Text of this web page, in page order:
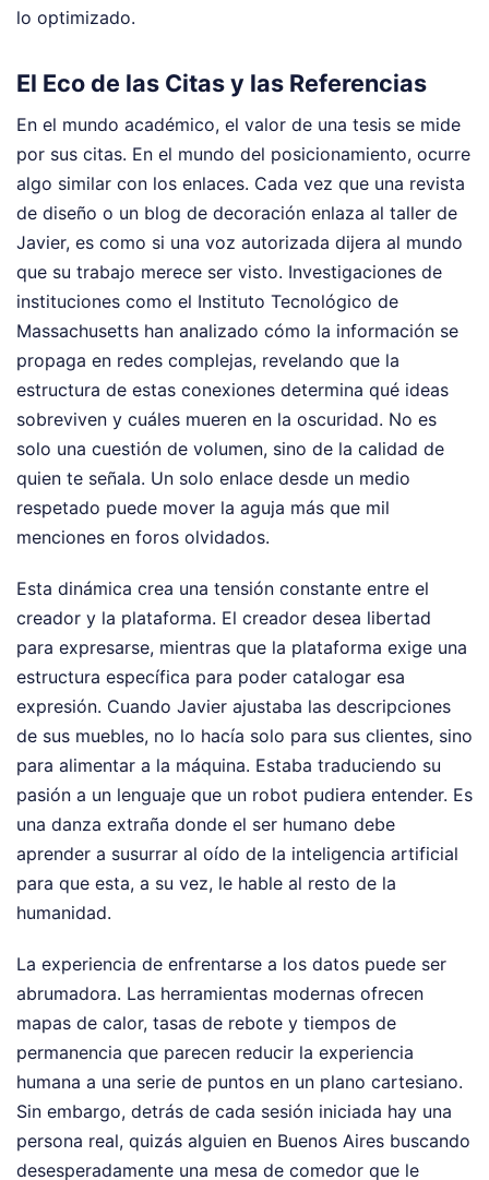
lo optimizado.
El Eco de las Citas y las Referencias
En el mundo académico, el valor de una tesis se mide
por sus citas. En el mundo del posicionamiento, ocurre
algo similar con los enlaces. Cada vez que una revista
de diseño o un blog de decoración enlaza al taller de
Javier, es como si una voz autorizada dijera al mundo
que su trabajo merece ser visto. Investigaciones de
instituciones como el Instituto Tecnológico de
Massachusetts han analizado cómo la información se
propaga en redes complejas, revelando que la
estructura de estas conexiones determina qué ideas
sobreviven y cuáles mueren en la oscuridad. No es
solo una cuestión de volumen, sino de la calidad de
quien te señala. Un solo enlace desde un medio
respetado puede mover la aguja más que mil
menciones en foros olvidados.
Esta dinámica crea una tensión constante entre el
creador y la plataforma. El creador desea libertad
para expresarse, mientras que la plataforma exige una
estructura específica para poder catalogar esa
expresión. Cuando Javier ajustaba las descripciones
de sus muebles, no lo hacía solo para sus clientes, sino
para alimentar a la máquina. Estaba traduciendo su
pasión a un lenguaje que un robot pudiera entender. Es
una danza extraña donde el ser humano debe
aprender a susurrar al oído de la inteligencia artificial
para que esta, a su vez, le hable al resto de la
humanidad.
La experiencia de enfrentarse a los datos puede ser
abrumadora. Las herramientas modernas ofrecen
mapas de calor, tasas de rebote y tiempos de
permanencia que parecen reducir la experiencia
humana a una serie de puntos en un plano cartesiano.
Sin embargo, detrás de cada sesión iniciada hay una
persona real, quizás alguien en Buenos Aires buscando
desesperadamente una mesa de comedor que le